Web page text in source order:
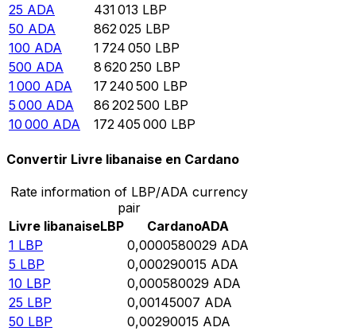
25 ADA 431 013 LBP
50 ADA 862 025 LBP
100 ADA 1 724 050 LBP
500 ADA 8 620 250 LBP
1 000 ADA 17 240 500 LBP
5 000 ADA 86 202 500 LBP
10 000 ADA 172 405 000 LBP
Convertir Livre libanaise en Cardano
Rate information of LBP/ADA currency
pair
Livre libanaiseLBP CardanoADA
1 LBP 0,0000580029 ADA
5 LBP 0,000290015 ADA
10 LBP 0,000580029 ADA
25 LBP 0,00145007 ADA
50 LBP 0,00290015 ADA